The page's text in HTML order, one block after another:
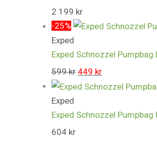
2 199 kr
-25%
Exped
Exped Schnozzel Pumpbag
599kr 449 kr
Exped
Exped Schnozzel Pumpbag
604 kr